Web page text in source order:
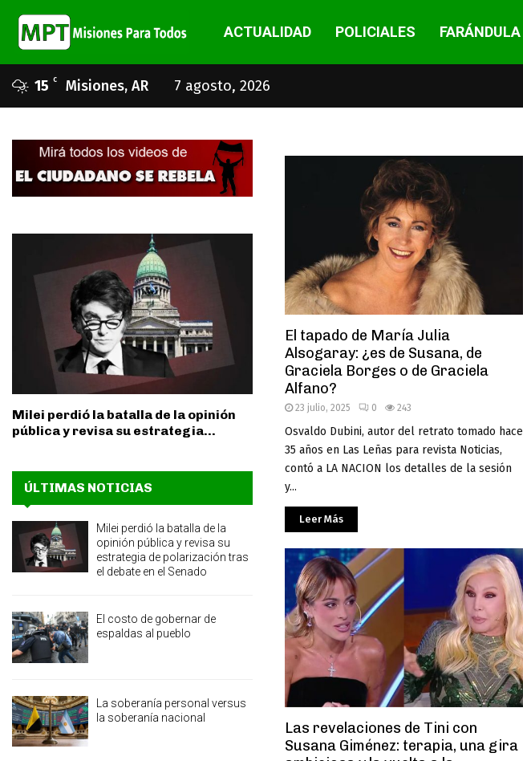
ACTUALIDAD POLICIALES FARÁNDULA
15 C Misiones, AR 7 agosto, 2026
El tapado de María Julia
Alsogaray: ¿es de Susana, de
Graciela Borges o de Graciela
Alfano?
23 julio, 2025 0 243
Osvaldo Dubini, autor del retrato tomado hace
35 años en Las Leñas para revista Noticias,
contó a LA NACION los detalles de la sesión
y...
Leer Más
Las revelaciones de Tini con
Susana Giménez: terapia, una gira
Milei perdió la batalla de la opinión
pública y revisa su estrategia...
ÚLTIMAS NOTICIAS
Milei perdió la batalla de la
opinión pública y revisa su
estrategia de polarización tras
el debate en el Senado
El costo de gobernar de
espaldas al pueblo
La soberanía personal versus
la soberanía nacional